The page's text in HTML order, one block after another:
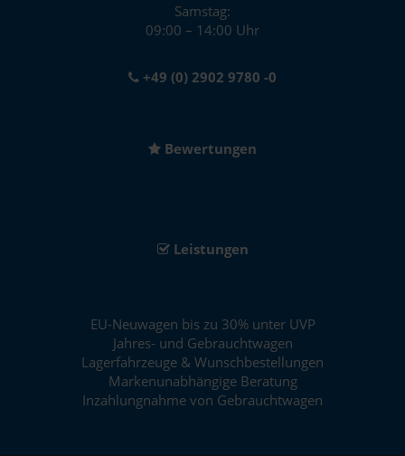
Samstag:
09:00 – 14:00 Uhr
+49 (0) 2902 9780 -0
Bewertungen
Leistungen
EU-Neuwagen bis zu 30% unter UVP
Jahres- und Gebrauchtwagen
Lagerfahrzeuge & Wunschbestellungen
Markenunabhängige Beratung
Inzahlungnahme von Gebrauchtwagen